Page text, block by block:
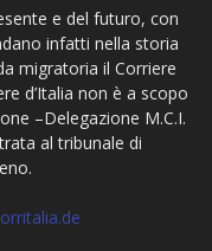
e del futuro, con
infatti nella storia
migratoria il Corriere
d’Italia non è a scopo
–Delegazione M.C.I.
al tribunale di